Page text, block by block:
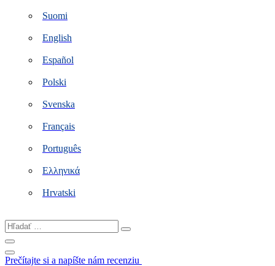
Suomi
English
Español
Polski
Svenska
Français
Português
Ελληνικά
Hrvatski
Hľadať
…
Prečítajte si a napíšte nám recenziu